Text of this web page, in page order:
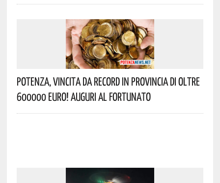
Potenza, Vincita Da Record In Provincia Di Oltre
600000 Euro! Auguri Al Fortunato